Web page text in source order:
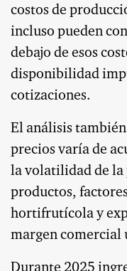
costos de
incluso pueden
debajo de esos
disponibilidad
cotizaciones.
El análisis
precios varía de
la volatilidad de la
productos,
hortifrutícola y
margen comercial
Durante 2025